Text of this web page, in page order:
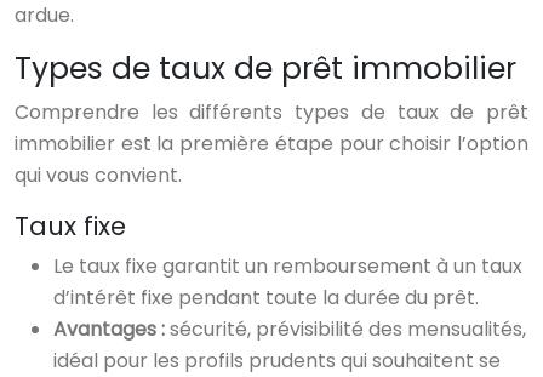
ardue.
Types de taux de prêt immobilier
Comprendre les différents types de taux de prêt
immobilier est la première étape pour choisir l’option
qui vous convient.
Taux fixe
Le taux fixe garantit un remboursement à un taux
d’intérêt fixe pendant toute la durée du prêt.
Avantages :sécurité, prévisibilité des mensualités,
idéal pour les profils prudents qui souhaitent se